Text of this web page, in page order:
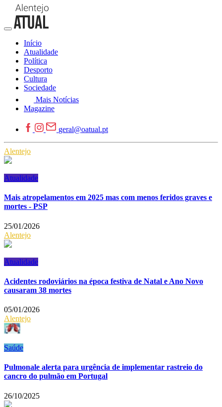
Início
Atualidade
Política
Desporto
Cultura
Sociedade
Mais Notícias
Magazine
geral@oatual.pt
Alentejo
Atualidade
Mais atropelamentos em 2025 mas com menos feridos graves e
mortes - PSP
25/01/2026
Alentejo
Atualidade
Acidentes rodoviários na época festiva de Natal e Ano Novo
causaram 38 mortes
05/01/2026
Alentejo
Saúde
Pulmonale alerta para urgência de implementar rastreio do
cancro do pulmão em Portugal
26/10/2025